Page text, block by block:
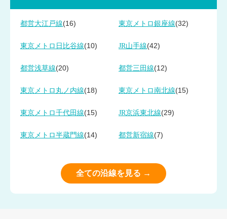
都営大江戸線(16) 東京メトロ銀座線(32)
東京メトロ日比谷線(10) JR山手線(42)
都営浅草線(20) 都営三田線(12)
東京メトロ丸ノ内線(18) 東京メトロ南北線(15)
東京メトロ千代田線(15) JR京浜東北線(29)
東京メトロ半蔵門線(14) 都営新宿線(7)
全ての沿線を見る →